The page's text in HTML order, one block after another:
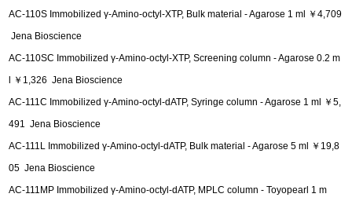
AC-110S Immobilized γ-Amino-octyl-XTP, Bulk material - Agarose 1 ml ￥4,709
Jena Bioscience
AC-110SC Immobilized γ-Amino-octyl-XTP, Screening column - Agarose 0.2 m
l ￥1,326 Jena Bioscience
AC-111C Immobilized γ-Amino-octyl-dATP, Syringe column - Agarose 1 ml ￥5,
491 Jena Bioscience
AC-111L Immobilized γ-Amino-octyl-dATP, Bulk material - Agarose 5 ml ￥19,8
05 Jena Bioscience
AC-111MP Immobilized γ-Amino-octyl-dATP, MPLC column - Toyopearl 1 m